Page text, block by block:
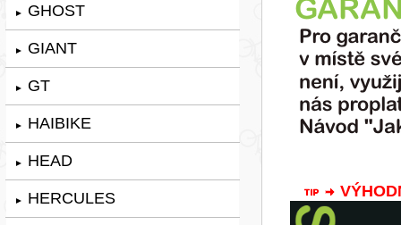
► GHOST
► GIANT
► GT
► HAIBIKE
► HEAD
► HERCULES